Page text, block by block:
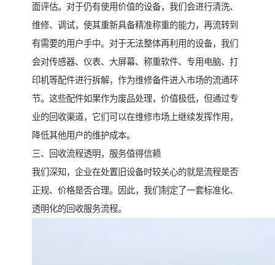
面评估。对于仍有使用价值的设备，我们会进行清洗、
维修、调试，使其重新具备精准称重的能力，再流转到
有需要的用户手中。对于无法整体再利用的设备，我们
会对传感器、仪表、大屏幕、称重软件、专用电脑、打
印机等配件进行拆解，作为维修备件进入市场的流通环
节。这些配件如果作为废品处理，价值极低，但通过专
业的回收渠道，它们可以在维修市场上继续发挥作用，
降低其他用户的维护成本。
三、回收流程透明，服务值得信赖
我们深知，企业在处置旧设备时较关心的就是流程是否
正规、价格是否合理。因此，我们制定了一套标准化、
透明化的回收服务流程。